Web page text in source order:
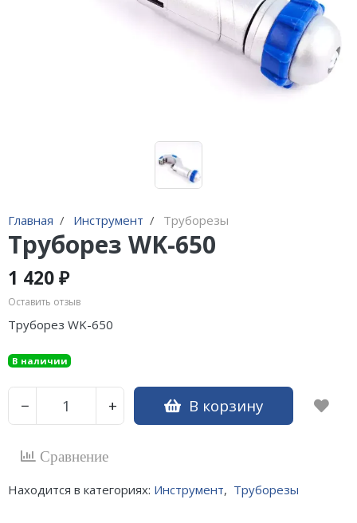
Главная Инструмент Труборезы
Труборез WK-650
1 420 ₽
Оставить отзыв
Труборез WK-650
В наличии
− + В корзину
Сравнение
Находится в категориях: Инструмент, Труборезы
Манометры, вакуумметры